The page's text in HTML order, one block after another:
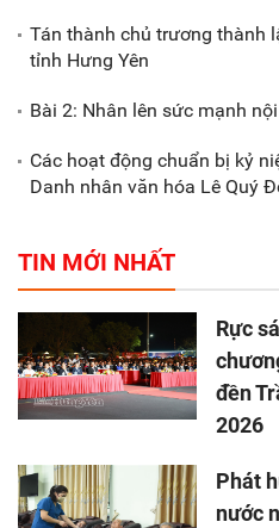
Tán thành chủ trương thành
tỉnh Hưng Yên
Bài 2: Nhân lên sức mạnh
Các hoạt động chuẩn bị kỷ
Danh nhân văn hóa Lê Quý
TIN MỚI NHẤT
Rực
đền
2026
Phát
nước